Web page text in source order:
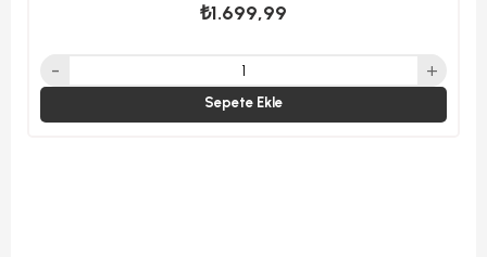
₺1.699,99
Sepete Ekle